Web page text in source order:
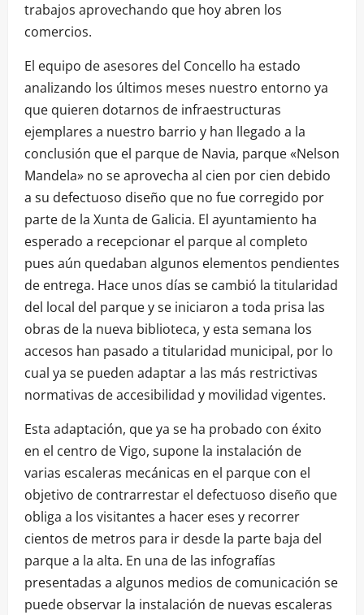
trabajos aprovechando que hoy abren los
comercios.
El equipo de asesores del Concello ha estado
analizando los últimos meses nuestro entorno ya
que quieren dotarnos de infraestructuras
ejemplares a nuestro barrio y han llegado a la
conclusión que el parque de Navia, parque «Nelson
Mandela» no se aprovecha al cien por cien debido
a su defectuoso diseño que no fue corregido por
parte de la Xunta de Galicia. El ayuntamiento ha
esperado a recepcionar el parque al completo
pues aún quedaban algunos elementos pendientes
de entrega. Hace unos días se cambió la titularidad
del local del parque y se iniciaron a toda prisa las
obras de la nueva biblioteca, y esta semana los
accesos han pasado a titularidad municipal, por lo
cual ya se pueden adaptar a las más restrictivas
normativas de accesibilidad y movilidad vigentes.
Esta adaptación, que ya se ha probado con éxito
en el centro de Vigo, supone la instalación de
varias escaleras mecánicas en el parque con el
objetivo de contrarrestar el defectuoso diseño que
obliga a los visitantes a hacer eses y recorrer
cientos de metros para ir desde la parte baja del
parque a la alta. En una de las infografías
presentadas a algunos medios de comunicación se
puede observar la instalación de nuevas escaleras